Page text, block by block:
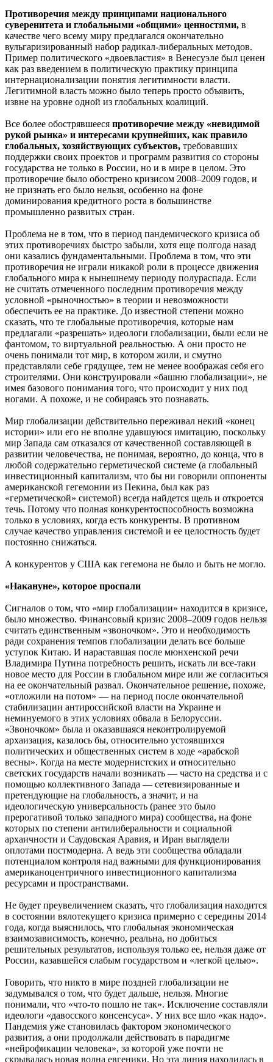
Противоречия между принципами национального
суверенитета и глобальными «общими» ценностями, в
качестве чего всему миру предлагался окончательно
вульгаризированный набор радикал-либеральных методов.
Пример политического «двоевластия» в Венесуэле был ценен
как раз введением в политическую практику принципа
интернационализации понятия легитимности власти.
Легитимной власть можно было теперь просто объявить,
извне на уровне одной из глобальных коалиций.
Все более обострявшееся противоречие между «невидимой
рукой рынка» и интересами крупнейших, как правило
глобальных, хозяйствующих субъектов, требовавших
поддержки своих проектов и программ развития со стороны
государства не только в России, но и в мире в целом. Это
противоречие было обострено кризисом 2008–2009 годов, и
не признать его было нельзя, особенно на фоне
доминирования кредитного роста в большинстве
промышленно развитых стран.
Проблема не в том, что в период пандемического кризиса об
этих противоречиях быстро забыли, хотя еще полгода назад
они казались фундаментальными. Проблема в том, что эти
противоречия не играли никакой роли в процессе движения
глобального мира к нынешнему периоду полураспада. Если
не считать отмеченного последним противоречия между
условной «рыночностью» в теории и невозможности
обеспечить ее на практике. До известной степени можно
сказать, что те глобальные противоречия, которые нам
предлагали «разрешать» идеологи глобализации, были если не
фантомом, то виртуальной реальностью. А они просто не
очень понимали тот мир, в котором жили, и смутно
представляли себе грядущее, тем не менее воображая себя его
строителями. Они конструировали «башню глобализации», не
имея базового понимания того, что происходит у них под
ногами. А похоже, и не собираясь это познавать.
Мир глобализации действительно переживал некий «конец
истории» или его не вполне удавшуюся имитацию, поскольку
мир Запада сам отказался от качественной составляющей в
развитии человечества, не понимая, вероятно, до конца, что в
любой содержательно герметической системе (а глобальный
инвестиционный капитализм, что бы ни говорили оппоненты
американской гегемонии из Пекина, был как раз
«герметической» системой) всегда найдется щель и откроется
течь. Потому что полная конкурентоспособность возможна
только в условиях, когда есть конкуренты. В противном
случае качество управления системой и ее целостность будет
постоянно снижаться.
А конкурентов у США как гегемона не было и быть не могло.
«Накануне», которое проспали
Сигналов о том, что «мир глобализации» находится в кризисе,
было множество. Финансовый кризис 2008–2009 годов нельзя
считать единственным «звоночком». Это и необходимость
ради сохранения темпов глобализации делать все больше
уступок Китаю. И нараставшая после мюнхенской речи
Владимира Путина потребность решить, искать ли все-таки
новое место для России в глобальном мире или же согласиться
на ее окончательный развал. Окончательное решение, похоже,
«отложили на потом» — на период после окончательной
стабилизации антироссийской власти на Украине и
неминуемого в этих условиях обвала в Белоруссии.
«Звоночком» была и оказавшаяся неконтролируемой
архаизация, казалось бы, относительно устоявшихся
политических и общественных систем в ходе «арабской
весны». Когда на месте модернистских и относительно
светских государств начали возникать — часто на средства и с
помощью коллективного Запада — сетевизированные и
претендующие на глобальность, а значит, и на
идеологическую универсальность (ранее это было
прерогативой только западного мира) сообщества, на фоне
которых по степени антилиберальности и социальной
архаичности и Саудовская Аравия, и Иран выглядели
оплотами постмодерна. А ведь эти сообщества обладали
потенциалом контроля над важными для функционирования
американоцентричного инвестиционного капитализма
ресурсами и пространствами.
Не будет преувеличением сказать, что глобализация находится
в состоянии вялотекущего кризиса примерно с середины 2014
года, когда выяснилось, что глобальная экономическая
взаимозависимость, конечно, реальна, но добиться
решительных результатов, используя только ее, нельзя даже от
России, казавшейся слабым государством и «легкой целью».
Говорить, что никто в мире поздней глобализации не
задумывался о том, что будет дальше, нельзя. Многие
понимали, что «что-то пошло не так». Исключение составляли
идеологи «давосского консенсуса». У них все шло «как надо».
Пандемия уже становилась фактором экономического
развития, а они продолжали действовать в парадигме
«нейрофикации человека», за которой уже почти не
скрывалась новая волна евгеники. Но эта линия находилась в